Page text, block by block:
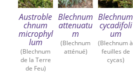
Austroble
chnum
microphyl
lum
(Blechnum
de la Terre
de Feu)
Blechnum
attenuatu
m
(Blechnum
atténué)
Blechnum
cycadifoli
um
(Blechnum à
feuilles de
cycas)